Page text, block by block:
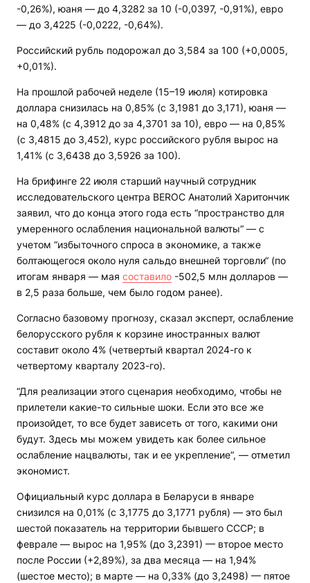
-0,26%), юаня — до 4,3282 за 10 (-0,0397, -0,91%), евро
— до 3,4225 (-0,0222, -0,64%).
Российский рубль подорожал до 3,584 за 100 (+0,0005,
+0,01%).
На прошлой рабочей неделе (15–19 июля) котировка
доллара снизилась на 0,85% (с 3,1981 до 3,171), юаня —
на 0,48% (с 4,3912 до за 4,3701 за 10), евро — на 0,85%
(с 3,4815 до 3,452), курс российского рубля вырос на
1,41% (с 3,6438 до 3,5926 за 100).
На брифинге 22 июля старший научный сотрудник
исследовательского центра BEROC Анатолий Харитончик
заявил, что до конца этого года есть “пространство для
умеренного ослабления национальной валюты“ — с
учетом “избыточного спроса в экономике, а также
болтающегося около нуля сальдо внешней торговли“ (по
итогам января — мая составило -502,5 млн долларов —
в 2,5 раза больше, чем было годом ранее).
Согласно базовому прогнозу, сказал эксперт, ослабление
белорусского рубля к корзине иностранных валют
составит около 4% (четвертый квартал 2024-го к
четвертому кварталу 2023-го).
“Для реализации этого сценария необходимо, чтобы не
прилетели какие-то сильные шоки. Если это все же
произойдет, то все будет зависеть от того, какими они
будут. Здесь мы можем увидеть как более сильное
ослабление нацвалюты, так и ее укрепление“, — отметил
экономист.
Официальный курс доллара в Беларуси в январе
снизился на 0,01% (с 3,1775 до 3,1771 рубля) — это был
шестой показатель на территории бывшего СССР; в
феврале — вырос на 1,95% (до 3,2391) — второе место
после России (+2,89%), за два месяца — на 1,94%
(шестое место); в марте — на 0,33% (до 3,2498) — пятое